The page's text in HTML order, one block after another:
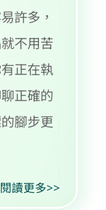
，身體
己的！
，沒想
女生的
閱讀更多>>